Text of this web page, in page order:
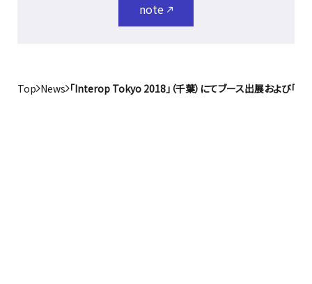
note
Top News 「Interop Tokyo 2018」（千葉）にてブース出展および「